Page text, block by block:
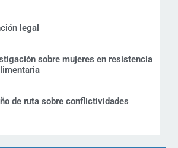
legal
sobre mujeres en resistencia
de ruta sobre conflictividades